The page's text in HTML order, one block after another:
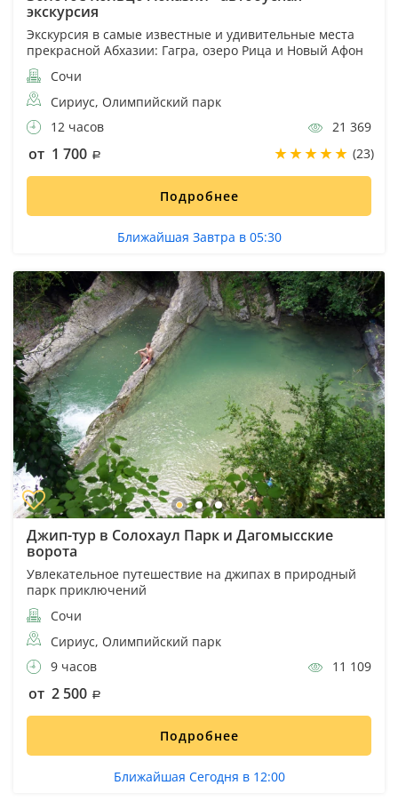
экскурсия
Экскурсия в самые известные и удивительные места
прекрасной Абхазии: Гагра, озеро Рица и Новый Афон
Сочи
Сириус, Олимпийский парк
12 часов
21 369
от 1 700 (23)
Подробнее
Ближайшая Завтра в 05:30
Джип-тур в Солохаул Парк и Дагомысские
ворота
Увлекательное путешествие на джипах в природный
парк приключений
Сочи
Сириус, Олимпийский парк
9 часов
11 109
от 2 500
Подробнее
Ближайшая Сегодня в 12:00